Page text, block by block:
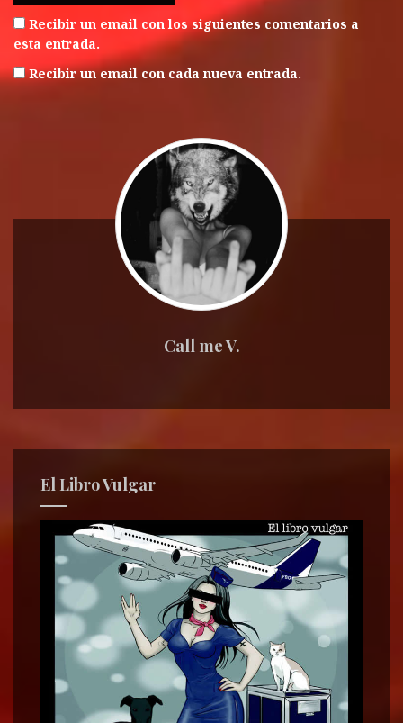
Recibir un email con los siguientes comentarios a
esta entrada.
Recibir un email con cada nueva entrada.
Call me V.
El Libro Vulgar